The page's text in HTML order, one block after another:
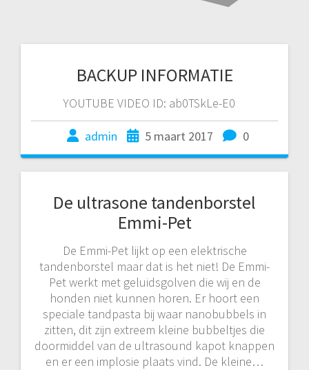
BACKUP INFORMATIE
YOUTUBE VIDEO ID: ab0TSkLe-E0
admin 5 maart 2017 0
De ultrasone tandenborstel
Emmi-Pet
De Emmi-Pet lijkt op een elektrische
tandenborstel maar dat is het niet! De Emmi-
Pet werkt met geluidsgolven die wij en de
honden niet kunnen horen. Er hoort een
speciale tandpasta bij waar nanobubbels in
zitten, dit zijn extreem kleine bubbeltjes die
doormiddel van de ultrasound kapot knappen
en er een implosie plaats vind. De kleine…